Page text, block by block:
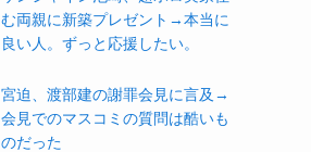
む両親に新築プレゼント→本当に
良い人。ずっと応援したい。
宮迫、渡部建の謝罪会見に言及→
会見でのマスコミの質問は酷いも
のだった